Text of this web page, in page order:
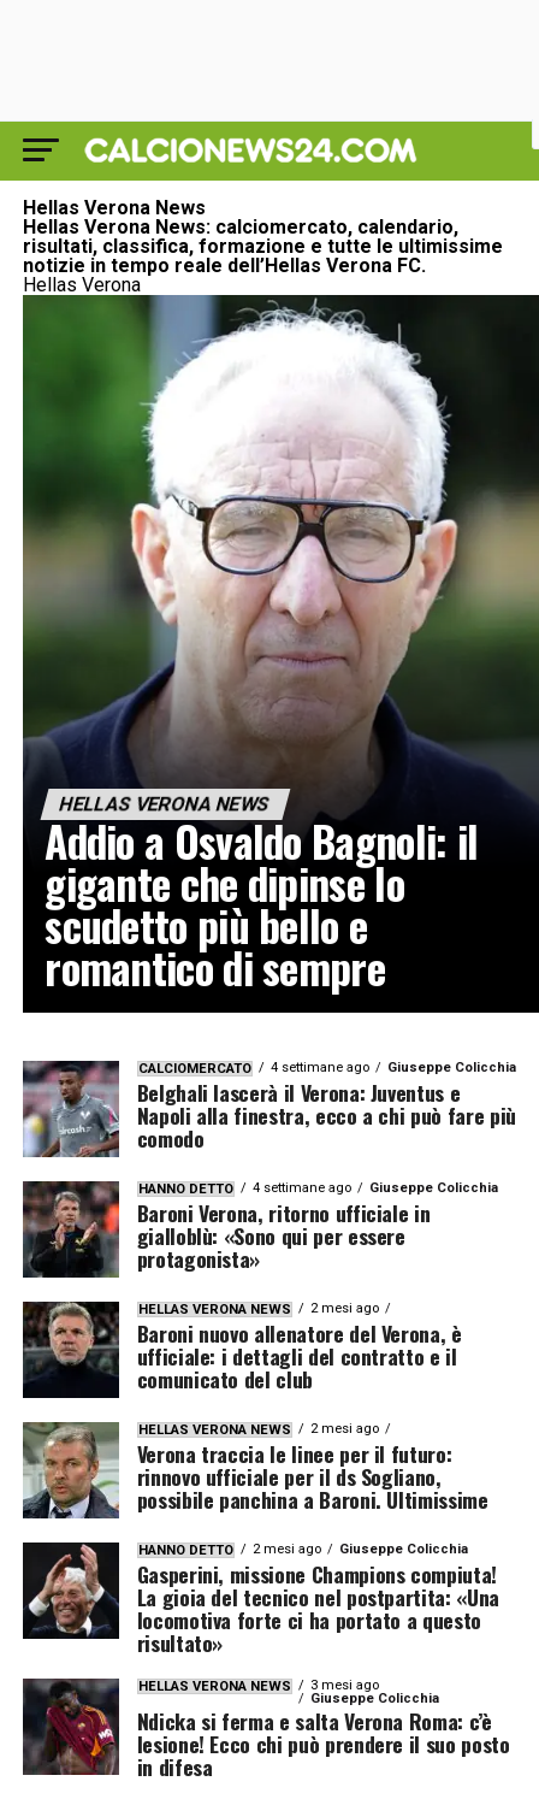
Hellas Verona News
Hellas Verona News: calciomercato, calendario,
risultati, classifica, formazione e tutte le ultimissime
notizie in tempo reale dell’Hellas Verona FC.
Hellas Verona
HELLAS VERONA NEWS
Addio a Osvaldo Bagnoli: il
gigante che dipinse lo
scudetto più bello e
romantico di sempre
CALCIOMERCATO 4 settimane ago Giuseppe Colicchia
Belghali lascerà il Verona: Juventus e
Napoli alla finestra, ecco a chi può fare più
comodo
HANNO DETTO 4 settimane ago Giuseppe Colicchia
Baroni Verona, ritorno ufficiale in
gialloblù: «Sono qui per essere
protagonista»
HELLAS VERONA NEWS 2 mesi ago
Baroni nuovo allenatore del Verona, è
ufficiale: i dettagli del contratto e il
comunicato del club
HELLAS VERONA NEWS 2 mesi ago
Verona traccia le linee per il futuro:
rinnovo ufficiale per il ds Sogliano,
possibile panchina a Baroni. Ultimissime
HANNO DETTO 2 mesi ago Giuseppe Colicchia
Gasperini, missione Champions compiuta!
La gioia del tecnico nel postpartita: «Una
locomotiva forte ci ha portato a questo
risultato»
HELLAS VERONA NEWS
3 mesi ago
Giuseppe Colicchia
Ndicka si ferma e salta Verona Roma: c’è
lesione! Ecco chi può prendere il suo posto
in difesa